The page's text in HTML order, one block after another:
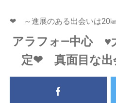
❤ ～進展のある出会いは20
アラフォ―中心 ♥
定❤ 真面目な出